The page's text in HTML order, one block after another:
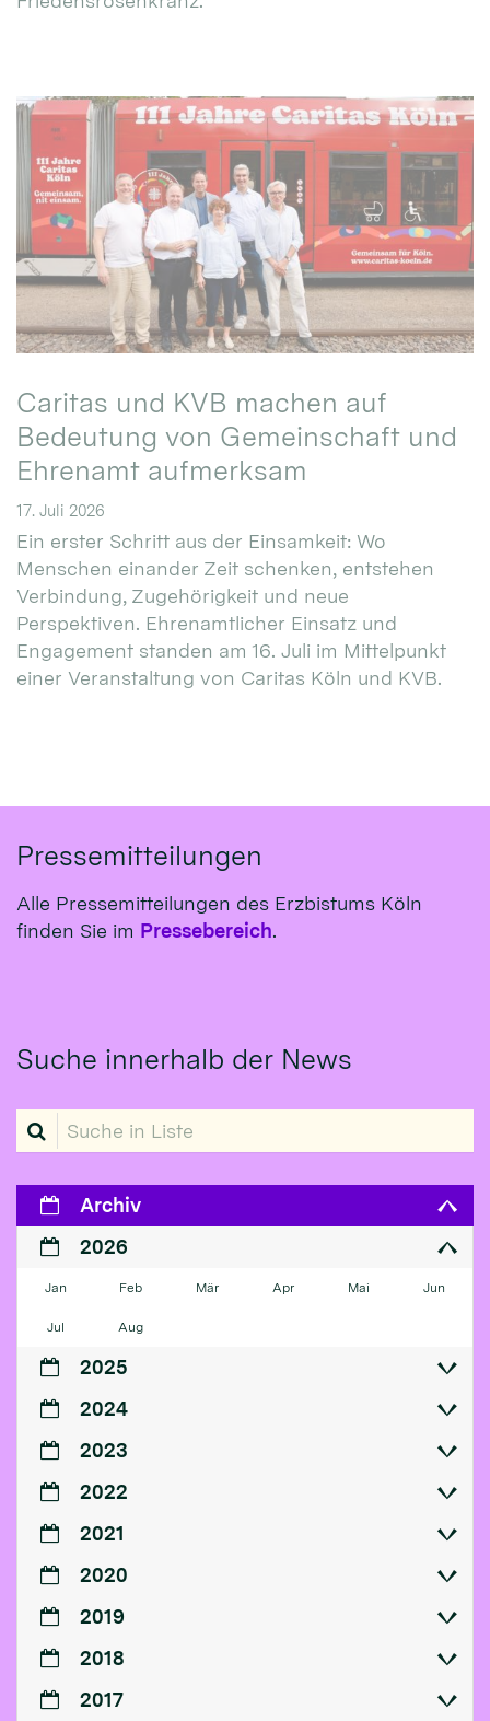
Caritas und KVB machen auf
Bedeutung von Gemeinschaft und
Ehrenamt aufmerksam
17. Juli 2026
Ein erster Schritt aus der Einsamkeit: Wo
Menschen einander Zeit schenken, entstehen
Verbindung, Zugehörigkeit und neue
Perspektiven. Ehrenamtlicher Einsatz und
Engagement standen am 16. Juli im Mittelpunkt
einer Veranstaltung von Caritas Köln und KVB.
Pressemitteilungen
Alle Pressemitteilungen des Erzbistums Köln
finden Sie im Pressebereich.
Suche innerhalb der News
Suche in Liste
Archiv
2026
Jan Feb Mär Apr Mai Jun
Jul Aug
2025
2024
2023
2022
2021
2020
2019
2018
2017